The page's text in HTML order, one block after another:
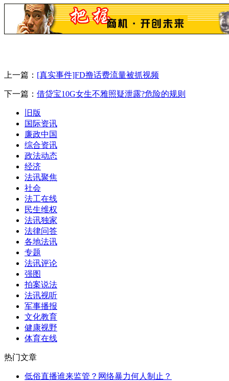
上一篇： [真实事件]FD撸话费流量被抓视频
下一篇： 借贷宝10G女生不雅照疑泄露?危险的规则
旧版
国际资讯
廉政中国
综合资讯
政法动态
经济
法讯聚焦
社会
法工在线
民生维权
法讯独家
法律问答
各地法讯
专题
法讯评论
强图
拍案说法
法讯视听
军事播报
文化教育
健康视野
体育在线
热门文章
低俗直播谁来监管？网络暴力何人制止？